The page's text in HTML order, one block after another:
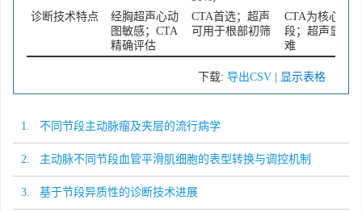
诊断技术特点
经胸超声心动
图敏感；CTA
精确评估
CTA首选；超声
可用于根部初筛
CTA为核心手
段；超声显像
难
下载: 导出CSV | 显示表格
1. 不同节段主动脉瘤及夹层的流行病学
2. 主动脉不同节段血管平滑肌细胞的表型转换与调控机制
3. 基于节段异质性的诊断技术进展